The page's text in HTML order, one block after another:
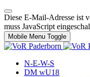
Diese E-Mail-Adresse ist
muss JavaScript
Mobile Menu Toggle
N-E-W-S
DM wU18